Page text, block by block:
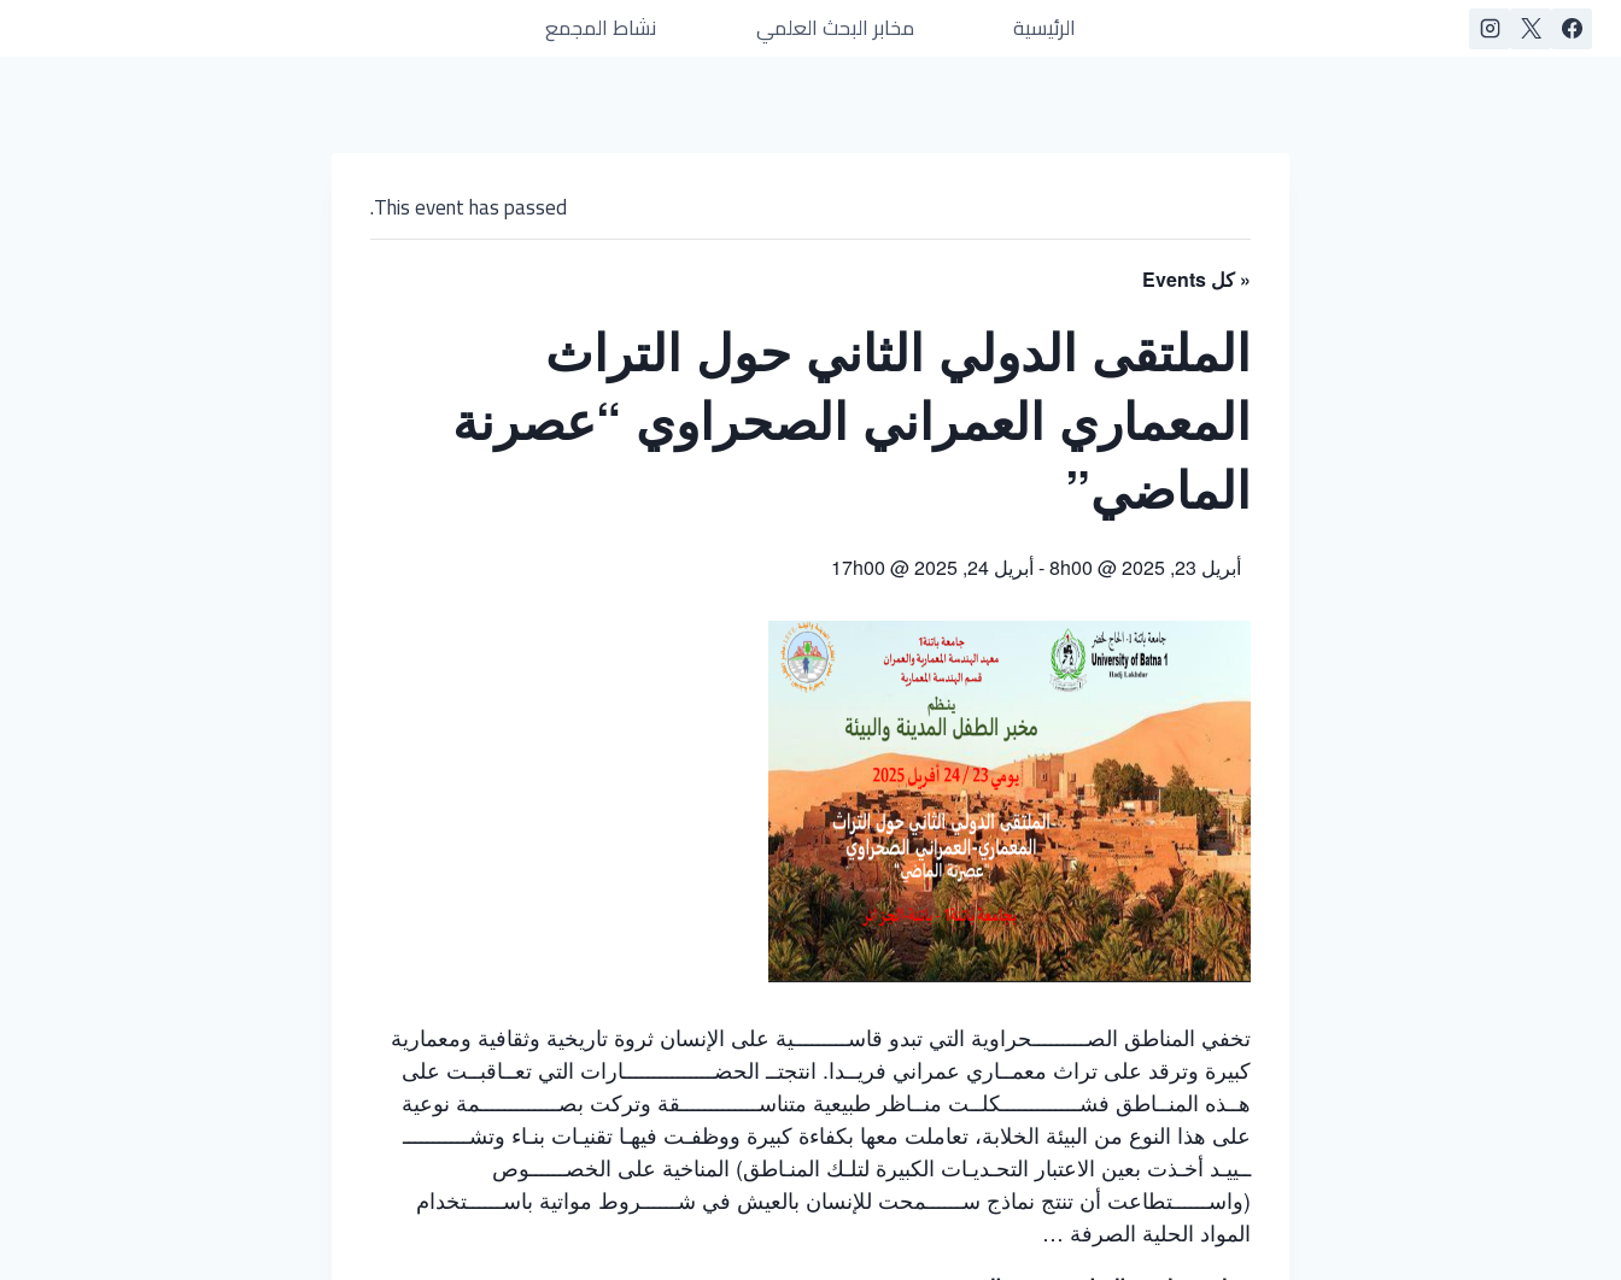
الرئيسية مخابر البحث العلمي نشاط المجمع
This event has passed.
« كل Events
الملتقى الدولي الثاني حول التراث
المعماري العمراني الصحراوي “عصرنة
الماضي”
أبريل 23, 2025 @ 8h00 -أبريل 24, 2025 @ 17h00
تخفي المناطق الصـــــــــحراوية التي تبدو قاســـــــــية على الإنسان ثروة تاريخية وثقافية ومعمارية
كبيرة وترقد على تراث معمــاري عمراني فريــدا. انتجتــ الحضـــــــــــــــارات التي تعــاقبــت على
هــذه المنــاطق فشـــــــــــــكلــت منــاظر طبيعية متناســـــــــــــقة وتركت بصـــــــــــــمة نوعية
على هذا النوع من البيئة الخلابة، تعاملت معها بكفاءة كبيرة ووظفـت فيهـا تقنيـات بنـاء وتشـــــــــــ
ــييـد أخـذت بعين الاعتبار التحـديـات الكبيرة لتلـك المنـاطق) المناخية على الخصــــــوص
(واســــــتطاعت أن تنتج نماذج ســــــمحت للإنسان بالعيش في شــــــروط مواتية باســــــتخدام
المواد الحلية الصرفة …